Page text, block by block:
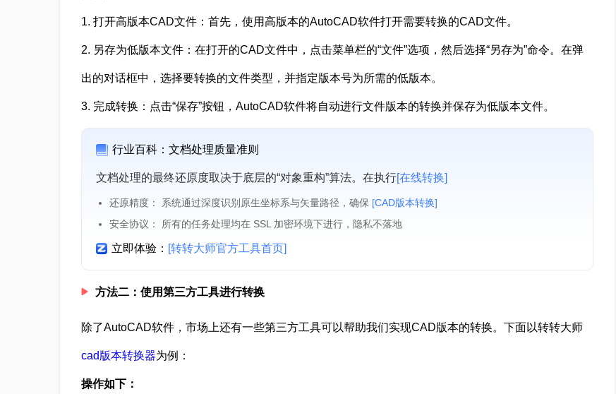
1. 打开高版本CAD文件：首先，使用高版本的AutoCAD软件打开需要转换的CAD文件。
2. 另存为低版本文件：在打开的CAD文件中，点击菜单栏的“文件”选项，然后选择“另存为”命令。在弹
出的对话框中，选择要转换的文件类型，并指定版本号为所需的低版本。
3. 完成转换：点击“保存”按钮，AutoCAD软件将自动进行文件版本的转换并保存为低版本文件。
行业百科：文档处理质量准则
文档处理的最终还原度取决于底层的“对象重构”算法。在执行[在线转换]
还原精度： 系统通过深度识别原生坐标系与矢量路径，确保 [CAD版本转换]
安全协议： 所有的任务处理均在 SSL 加密环境下进行，隐私不落地
立即体验： [转转大师官方工具首页]
方法二：使用第三方工具进行转换
除了AutoCAD软件，市场上还有一些第三方工具可以帮助我们实现CAD版本的转换。下面以转转大师
cad版本转换器为例：
操作如下：